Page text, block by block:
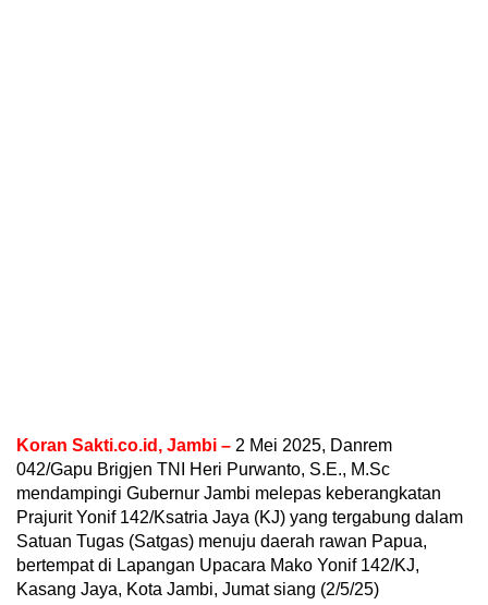
Koran Sakti.co.id, Jambi – 2 Mei 2025, Danrem
042/Gapu Brigjen TNI Heri Purwanto, S.E., M.Sc
mendampingi Gubernur Jambi melepas keberangkatan
Prajurit Yonif 142/Ksatria Jaya (KJ) yang tergabung dalam
Satuan Tugas (Satgas) menuju daerah rawan Papua,
bertempat di Lapangan Upacara Mako Yonif 142/KJ,
Kasang Jaya, Kota Jambi, Jumat siang (2/5/25)